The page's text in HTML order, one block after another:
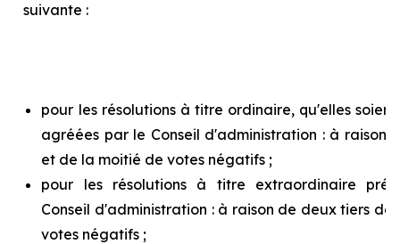
suivante :
pour les résolutions à titre ordinaire, qu'elles
agréées par le Conseil d'administration : à raison
et de la moitié de votes négatifs ;
pour les résolutions à titre extraordinaire
Conseil d'administration : à raison de deux tiers
votes négatifs ;